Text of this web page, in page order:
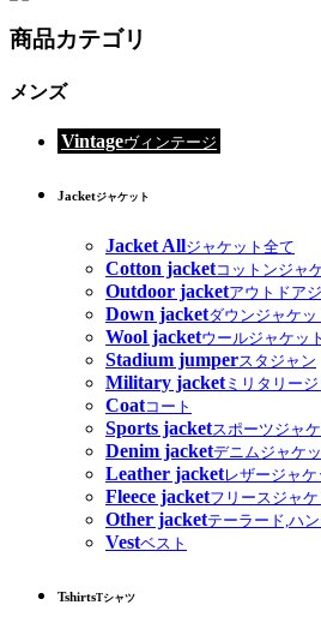
商品カテゴリ
メンズ
Vintageヴィンテージ
Jacketジャケット
Jacket Allジャケット全て
Cotton jacketコットンジャ
Outdoor jacketアウトドア
Down jacketダウンジャケッ
Wool jacketウールジャケット
Stadium jumperスタジャン
Military jacketミリタリージ
Coatコート
Sports jacketスポーツジャ
Denim jacketデニムジャケ
Leather jacketレザージャケ
Fleece jacketフリースジャケ
Other jacketテーラード,ハ
Vestベスト
TshirtsTシャツ